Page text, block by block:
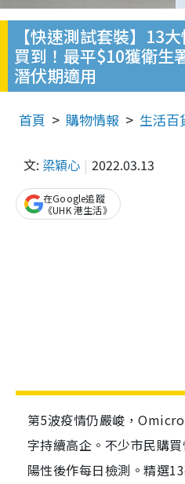
【快速測試套裝】13
買到！最平$10獲衛生
潛伏期適用
首頁 購物情報 生活百
文: 梁穎心 2022.03.13
在Google追蹤
《UHK 港生活》
第5波疫情仍嚴峻，
字持續高企。不少市民購
陽性後作每日檢測。精選